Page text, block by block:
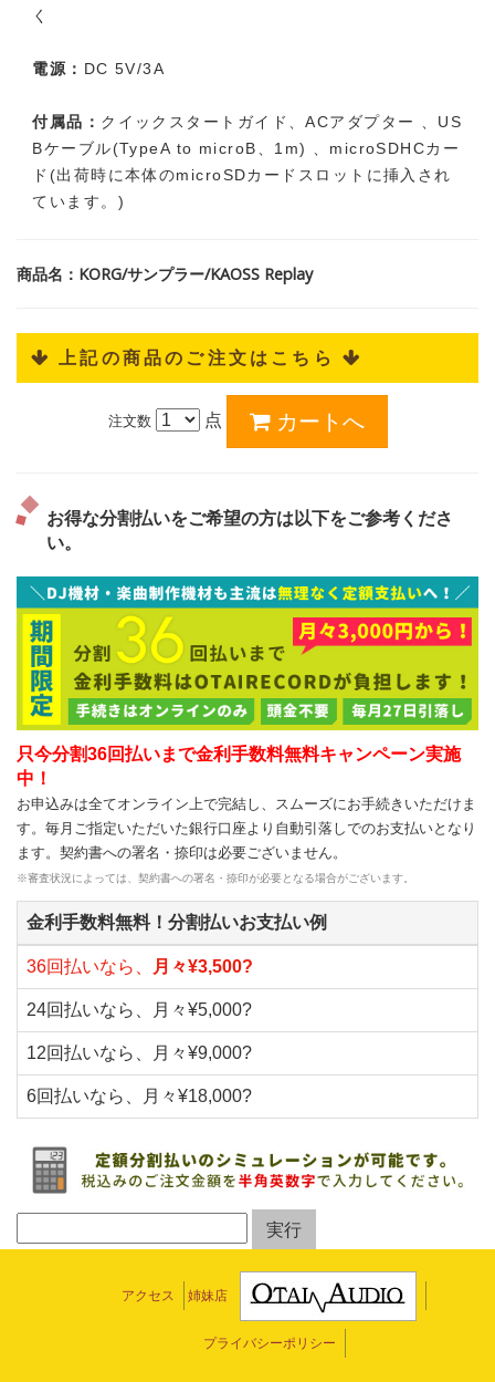
く
電源： DC 5V/3A
付属品： クイックスタートガイド、ACアダプター 、US
Bケーブル(TypeA to microB、1m) 、microSDHCカー
ド(出荷時に本体のmicroSDカードスロットに挿入され
ています。)
商品名：KORG/サンプラー/KAOSS Replay
 上記の商品のご注文はこちら 
注文数 点
お得な分割払いをご希望の方は以下をご参考くださ
い。
只今分割36回払いまで金利手数料無料キャンペーン実施
中！
お申込みは全てオンライン上で完結し、スムーズにお手続きいただけま
す。毎月ご指定いただいた銀行口座より自動引落しでのお支払いとなり
ます。契約書への署名・捺印は必要ございません。
※審査状況によっては、契約書への署名・捺印が必要となる場合がございます。
金利手数料無料！分割払いお支払い例
36回払いなら、 月々¥3,500?
24回払いなら、月々¥5,000?
12回払いなら、月々¥9,000?
6回払いなら、月々¥18,000?
アクセス 姉妹店
プライバシーポリシー